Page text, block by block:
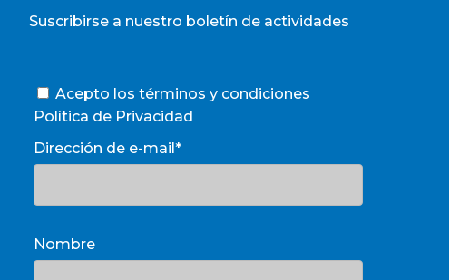
Suscribirse a nuestro boletín de actividades
Acepto los términos y condiciones
Política de Privacidad
Dirección de e-mail*
Nombre